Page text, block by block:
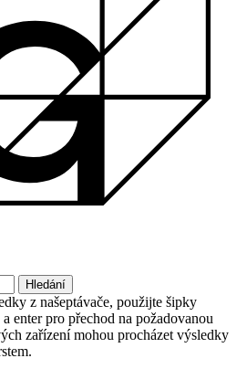
z našeptávače, použijte šipky
enter pro přechod na požadovanou
zařízení mohou procházet výsledky